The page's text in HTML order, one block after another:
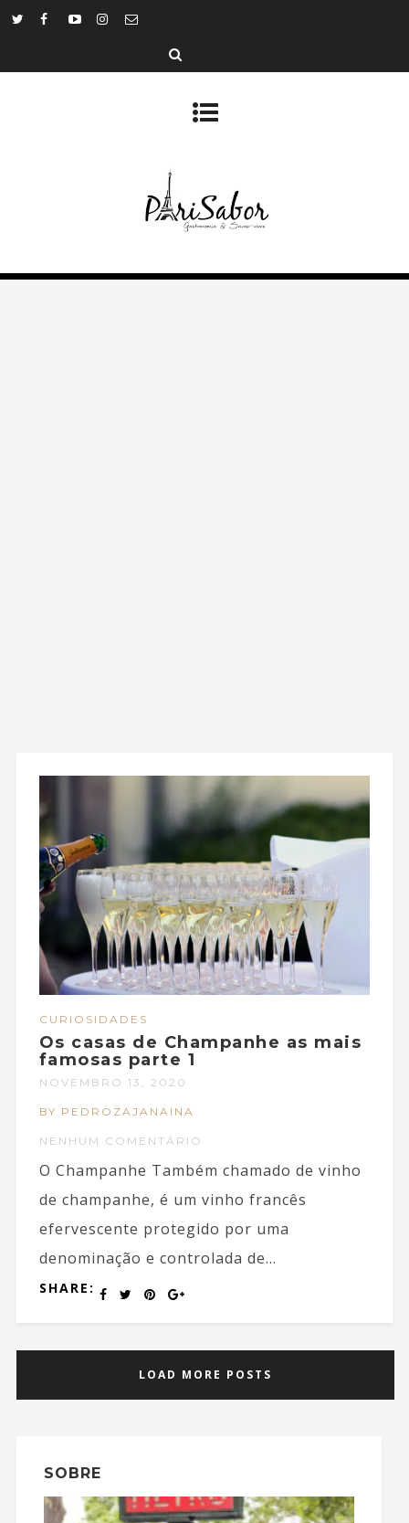
CURIOSIDADES
Os casas de Champanhe as mais
famosas parte 1
NOVEMBRO 13, 2020
BY PEDROZAJANAINA
NENHUM COMENTÁRIO
O Champanhe Também chamado de vinho
de champanhe, é um vinho francês
efervescente protegido por uma
denominação e controlada de...
SHARE:
LOAD MORE POSTS
SOBRE